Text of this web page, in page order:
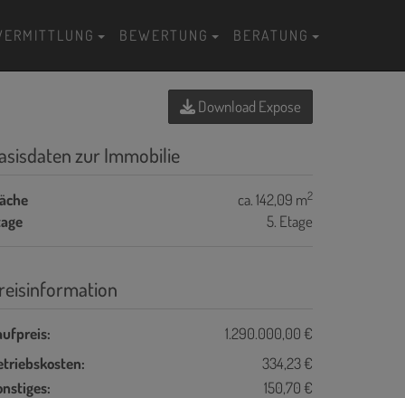
BEWERTUNG BERATUNG
Download Expose
zur Immobilie
ca. 142,09 m2
5. Etage
1.290.000,00 €
334,23 €
150,70 €